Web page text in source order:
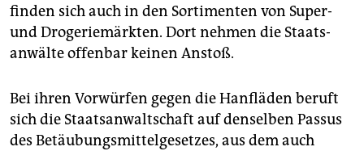
finden sich auch in den Sortimenten von Super-
und Drogeriemärkten. Dort nehmen die Staats­
anwälte offenbar keinen Anstoß.
Bei ihren Vorwürfen gegen die Hanf­läden beruft
sich die Staatsanwaltschaft auf denselben Passus
des Betäubungsmittelgesetzes, aus dem auch